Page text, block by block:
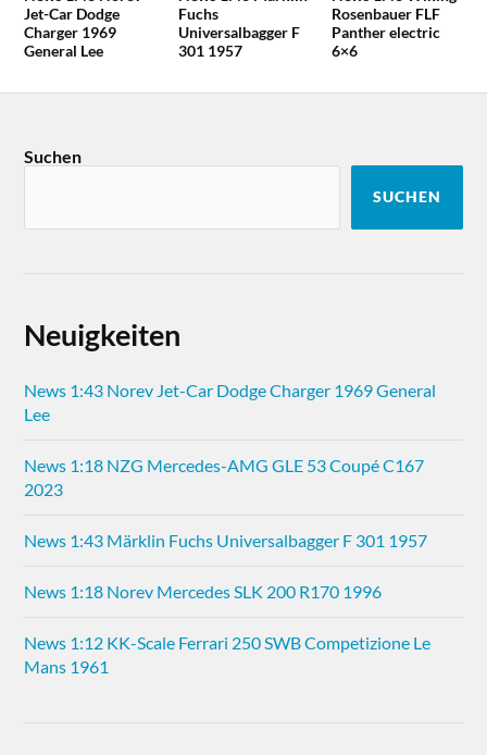
Jet-Car Dodge
Charger 1969
General Lee
Fuchs
Universalbagger F
301 1957
Rosenbauer FLF
Panther electric
6×6
Suchen
SUCHEN
Neuigkeiten
News 1:43 Norev Jet-Car Dodge Charger 1969 General
Lee
News 1:18 NZG Mercedes-AMG GLE 53 Coupé C167
2023
News 1:43 Märklin Fuchs Universalbagger F 301 1957
News 1:18 Norev Mercedes SLK 200 R170 1996
News 1:12 KK-Scale Ferrari 250 SWB Competizione Le
Mans 1961